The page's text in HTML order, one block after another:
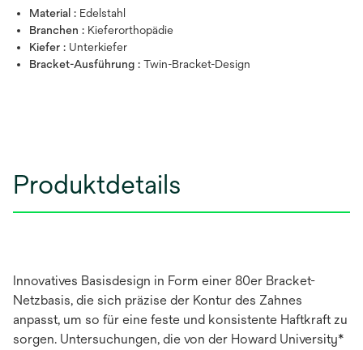
Material : Edelstahl
Branchen : Kieferorthopädie
Kiefer : Unterkiefer
Bracket-Ausführung : Twin-Bracket-Design
Produktdetails
Innovatives Basisdesign in Form einer 80er Bracket-
Netzbasis, die sich präzise der Kontur des Zahnes
anpasst, um so für eine feste und konsistente Haftkraft zu
sorgen. Untersuchungen, die von der Howard University*